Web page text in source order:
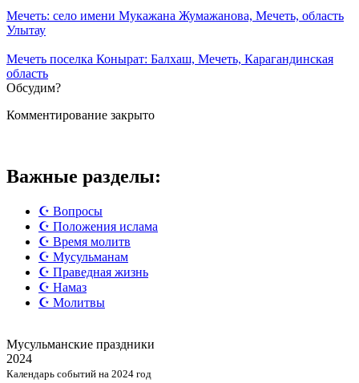
Мечеть: село имени Мукажана Жумажанова, Мечеть, область
Улытау
Мечеть поселка Конырат: Балхаш, Мечеть, Карагандинская
область
Обсудим?
Комментирование закрыто
Важные разделы:
☪️ Вопросы
☪️ Положения ислама
☪️ Время молитв
☪️ Мусульманам
☪️ Праведная жизнь
☪️ Намаз
☪️ Молитвы
Мусульманские праздники
2024
Календарь событий на 2024 год